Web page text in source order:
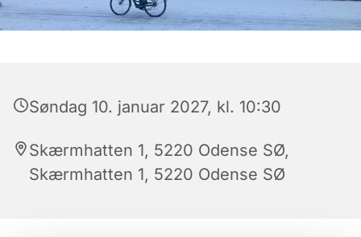
Søndag 10. januar 2027, kl. 10:30
Skærmhatten 1, 5220 Odense SØ,
Skærmhatten 1, 5220 Odense SØ